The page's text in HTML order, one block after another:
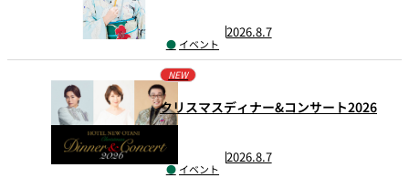
ルームサービス
ルームサービ
イベント
2026.8.7
NEW
イベント
クリスマスディナー&コンサート2026
2026.8.7